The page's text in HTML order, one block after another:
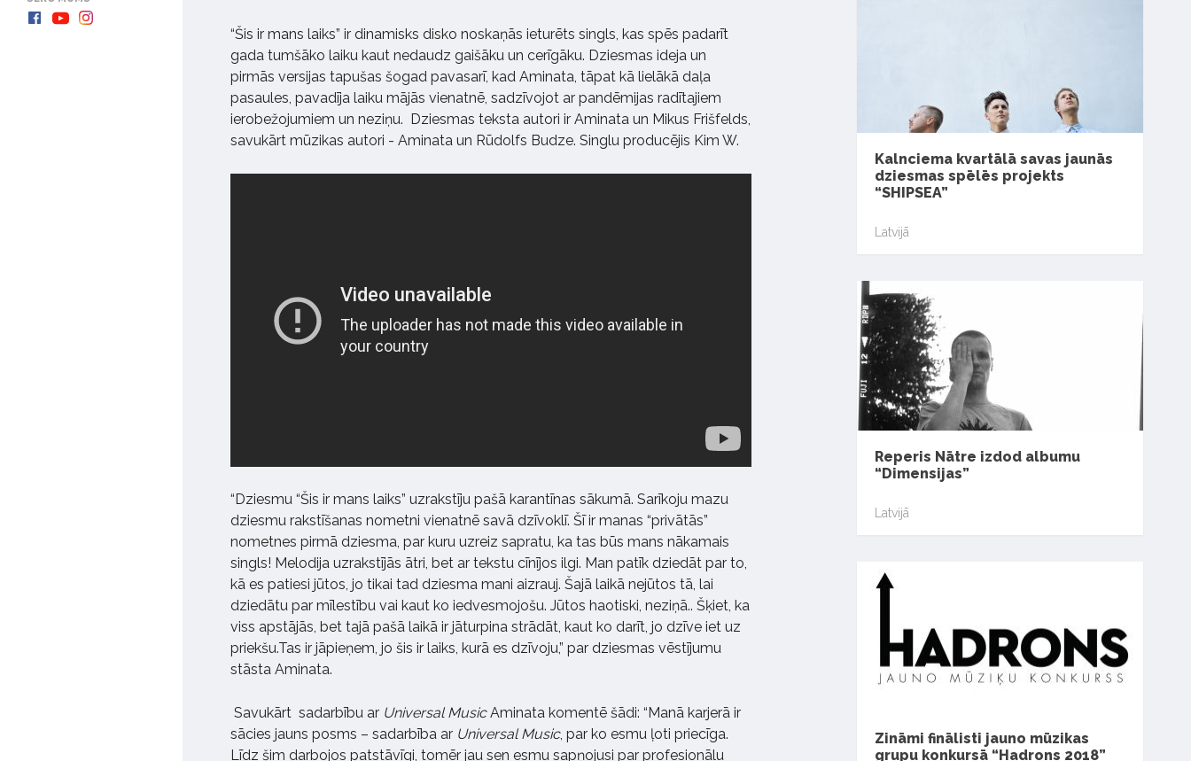
“Šis ir mans laiks” ir dinamisks disko noskaņās ieturēts singls, kas spēs padarīt
gada tumšāko laiku kaut nedaudz gaišāku un cerīgāku. Dziesmas ideja un
pirmās versijas tapušas šogad pavasarī, kad Aminata, tāpat kā lielākā daļa
pasaules, pavadīja laiku mājās vienatnē, sadzīvojot ar pandēmijas radītajiem
ierobežojumiem un neziņu. Dziesmas teksta autori ir Aminata un Mikus Frišfelds,
savukārt mūzikas autori - Aminata un Rūdolfs Budze. Singlu producējis Kim W.
“Dziesmu “Šis ir mans laiks” uzrakstīju pašā karantīnas sākumā. Sarīkoju mazu
dziesmu rakstīšanas nometni vienatnē savā dzīvoklī. Šī ir manas “privātās”
nometnes pirmā dziesma, par kuru uzreiz sapratu, ka tas būs mans nākamais
singls! Melodija uzrakstījās ātri, bet ar tekstu cīnījos ilgi. Man patīk dziedāt par to,
kā es patiesi jūtos, jo tikai tad dziesma mani aizrauj. Šajā laikā nejūtos tā, lai
dziedātu par mīlestību vai kaut ko iedvesmojošu. Jūtos haotiski, neziņā.. Šķiet, ka
viss apstājās, bet tajā pašā laikā ir jāturpina strādāt, kaut ko darīt, jo dzīve iet uz
priekšu.Tas ir jāpieņem, jo šis ir laiks, kurā es dzīvoju,” par dziesmas vēstījumu
stāsta Aminata.
Savukārt sadarbību ar Universal MusicAminata komentē šādi: “Manā karjerā ir
sācies jauns posms ­­– sadarbība ar Universal Music, par ko esmu ļoti priecīga.
Līdz šim darbojos patstāvīgi, tomēr jau sen esmu sapņojusi par profesionālu
Kalnciema kvartālā savas jaunās
dziesmas spēlēs projekts
“SHIPSEA”
Latvijā
Reperis Nātre izdod albumu
“Dimensijas”
Latvijā
Zināmi finālisti jauno mūzikas
grupu konkursā “Hadrons 2018”